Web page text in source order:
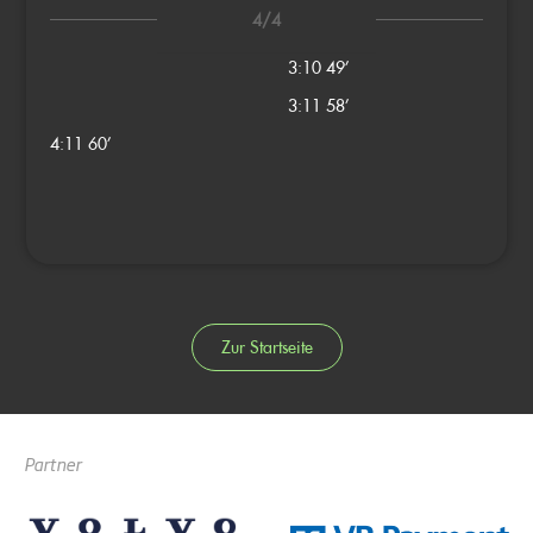
4/4
3:10 49’
3:11 58’
4:11 60’
Zur Startseite
Partner